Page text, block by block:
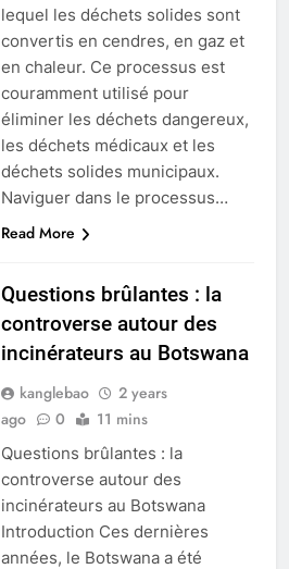
lequel les déchets solides sont
convertis en cendres, en gaz et
en chaleur. Ce processus est
couramment utilisé pour
éliminer les déchets dangereux,
les déchets médicaux et les
déchets solides municipaux.
Naviguer dans le processus…
Read More
Questions brûlantes : la
controverse autour des
incinérateurs au Botswana
kanglebao
2 years
ago
0 11 mins
Questions brûlantes : la
controverse autour des
incinérateurs au Botswana
Introduction Ces dernières
années, le Botswana a été